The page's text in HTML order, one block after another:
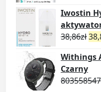
Iwostin
38,86zł
Withings
Czarny